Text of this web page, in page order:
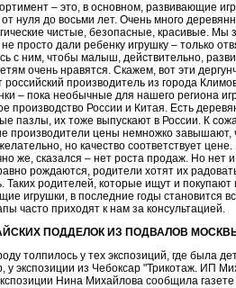
– это, в основном, развивающие
нуля до восьми лет. Очень много
чистые, безопасные, красивые. Мы
просто дали ребенку игрушку – только
с ним, чтобы малыш, действительно,
очень нравятся. Скажем, вот эти
российский производитель из города
– пока необычные для нашего региона
производство России и Китая. Есть
пазлы, их тоже выпускают в России. К
производители цены немножко завышают,
но качество соответствует
же, сказался – нет роста продаж. Но нет
рождаются, родители хотят их
Таких родителей, которые ищут и
игрушки, в последние годы становится
часто приходят к нам за консультацией.
ПОДДЕЛОК ИЗ ПОДВАЛОВ
толпилось у тех экспозиций, где была
у экспозиции из Чебоксар "Трикотаж. ИП
Нина Михайлова сообщила